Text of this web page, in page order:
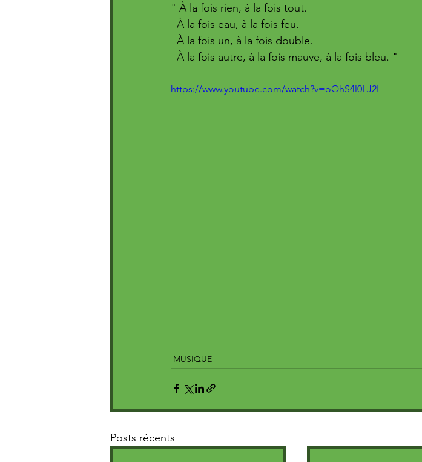
" À la fois rien, à la fois tout.
  À la fois eau, à la fois feu.
  À la fois un, à la fois double.
  À la fois autre, à la fois mauve, à la fois bleu. "
https://www.youtube.com/watch?v=oQhS4l0LJ2I
MUSIQUE
Posts récents